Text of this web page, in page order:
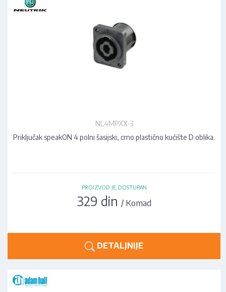
NL4MPXX-3
Priključak speakON 4 polni šasijski, crno plastično kućište D oblika.
PROIZVOD JE DOSTUPAN
329 din / Komad
DETALJNIJE